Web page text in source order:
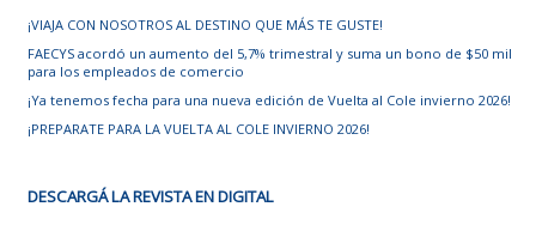
¡VIAJA CON NOSOTROS AL DESTINO QUE MÁS TE GUSTE!
FAECYS acordó un aumento del 5,7% trimestral y suma un bono de $50 mil
para los empleados de comercio
¡Ya tenemos fecha para una nueva edición de Vuelta al Cole invierno 2026!
¡PREPARATE PARA LA VUELTA AL COLE INVIERNO 2026!
DESCARGÁ LA REVISTA EN DIGITAL